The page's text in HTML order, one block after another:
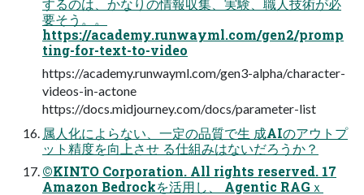
するのは、かなりの情報収集、実験、職人技術が必
要そう。。
https://academy.runwayml.com/gen2/promp
ting-for-text-to-video
https://academy.runwayml.com/gen3-alpha/character-
videos-in-actone
https://docs.midjourney.com/docs/parameter-list
属人化によらない、一定の品質で生 成AIのアウトプ
ット精度を向上させ る仕組みはないだろうか？
©KINTO Corporation. All rights reserved. 17
Amazon Bedrockを活用し、 Agentic RAGｘ